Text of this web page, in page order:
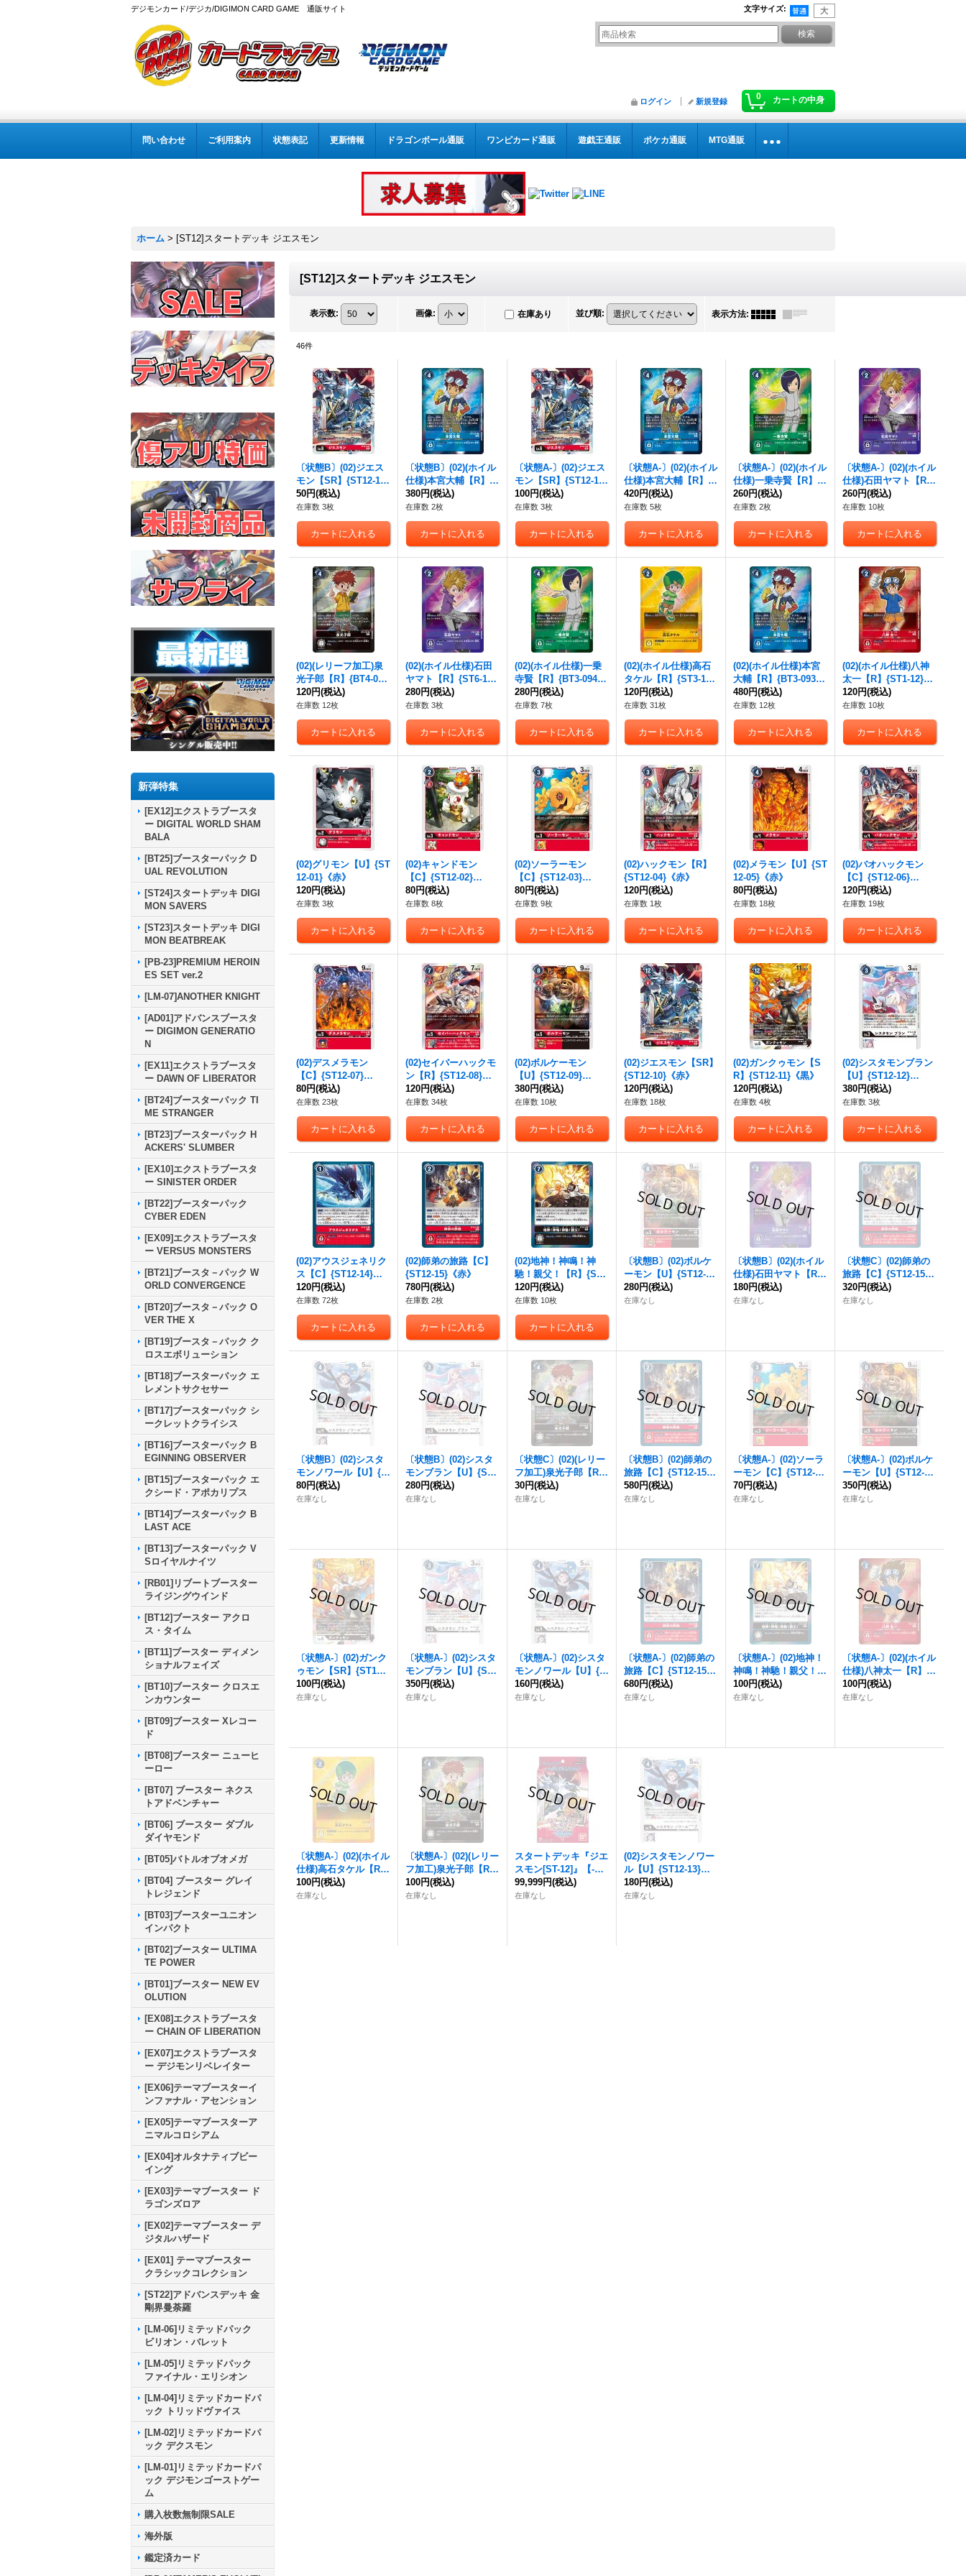
デジモンカード/デジカ/DIGIMON CARD GAME 通販サイト 文字サイズ:
0 カートの中身
ログイン 新規登録
問い合わせ ご利用案内 状態表記 更新情報 ドラゴンボール通販 ワンピカード通販 遊戯王通販 ポケカ通販 MTG通販
ホーム > [ST12]スタートデッキ ジエスモン
新弾特集
[EX12]エクストラブースタ
ー DIGITAL WORLD SHAM
BALA
[BT25]ブースターパック D
UAL REVOLUTION
[ST24]スタートデッキ DIGI
MON SAVERS
[ST23]スタートデッキ DIGI
MON BEATBREAK
[PB-23]PREMIUM HEROIN
ES SET ver.2
[LM-07]ANOTHER KNIGHT
[AD01]アドバンスブースタ
ー DIGIMON GENERATIO
N
[EX11]エクストラブースタ
ー DAWN OF LIBERATOR
[BT24]ブースターパック TI
ME STRANGER
[BT23]ブースターパック H
ACKERS' SLUMBER
[EX10]エクストラブースタ
ー SINISTER ORDER
[BT22]ブースターパック
CYBER EDEN
[EX09]エクストラブースタ
ー VERSUS MONSTERS
[BT21]ブースタ－パック W
ORLD CONVERGENCE
[BT20]ブースタ－パック O
VER THE X
[BT19]ブースタ－パック ク
ロスエボリューション
[BT18]ブースターパック エ
レメントサクセサー
[BT17]ブースターパック シ
ークレットクライシス
[BT16]ブースターパック B
EGINNING OBSERVER
[BT15]ブースターパック エ
クシード・アポカリプス
[BT14]ブースターパック B
LAST ACE
[BT13]ブースターパック V
Sロイヤルナイツ
[RB01]リブートブースター
ライジングウインド
[BT12]ブースター アクロ
ス・タイム
[BT11]ブースター ディメン
ショナルフェイズ
[BT10]ブースター クロスエ
ンカウンター
[BT09]ブースター Xレコー
ド
[BT08]ブースター ニューヒ
ーロー
[BT07] ブースター ネクス
トアドベンチャー
[BT06] ブースター ダブル
ダイヤモンド
[BT05]バトルオブオメガ
[BT04] ブースター グレイ
トレジェンド
[BT03]ブースターユニオン
インパクト
[BT02]ブースター ULTIMA
TE POWER
[BT01]ブースター NEW EV
OLUTION
[EX08]エクストラブースタ
ー CHAIN OF LIBERATION
[EX07]エクストラブースタ
ー デジモンリベレイター
[EX06]テーマブースターイ
ンファナル・アセンション
[EX05]テーマブースターア
ニマルコロシアム
[EX04]オルタナティブビー
イング
[EX03]テーマブースター ド
ラゴンズロア
[EX02]テーマブースター デ
ジタルハザード
[EX01] テーマブースター
クラシックコレクション
[ST22]アドバンスデッキ 金
剛界曼荼羅
[LM-06]リミテッドパック
ビリオン・バレット
[LM-05]リミテッドパック
ファイナル・エリシオン
[LM-04]リミテッドカードパ
ック トリッドヴァイス
[LM-02]リミテッドカードパ
ック デクスモン
[LM-01]リミテッドカードパ
ック デジモンゴーストゲー
ム
購入枚数無制限SALE
海外版
鑑定済カード
[ST12]スタートデッキ ジエスモン
表示数: 画像: 在庫あり 並び順: 表示方法:
46件
〔状態B〕(02)ジエス
モン【SR】{ST12-10}
《赤》
50円(税込)
在庫数 3枚
〔状態B〕(02)(ホイル
仕様)本宮大輔【R】{B
T3-093}《青》
380円(税込)
在庫数 2枚
〔状態A-〕(02)ジエス
モン【SR】{ST12-10}
《赤》
100円(税込)
在庫数 3枚
〔状態A-〕(02)(ホイル
仕様)本宮大輔【R】{B
T3-093}《青》
420円(税込)
在庫数 5枚
〔状態A-〕(02)(ホイル
仕様)一乗寺賢【R】{B
T3-094}《緑》
260円(税込)
在庫数 2枚
〔状態A-〕(02)(ホイル
仕様)石田ヤマト【R】
{ST6-14}《紫》
260円(税込)
在庫数 10枚
(02)(レリーフ加工)泉
光子郎【R】{BT4-09
6}《黒》
120円(税込)
在庫数 12枚
(02)(ホイル仕様)石田
ヤマト【R】{ST6-14}
《紫》
280円(税込)
在庫数 3枚
(02)(ホイル仕様)一乗
寺賢【R】{BT3-094}
《緑》
280円(税込)
在庫数 7枚
(02)(ホイル仕様)高石
タケル【R】{ST3-12}
《黄》
120円(税込)
在庫数 31枚
(02)(ホイル仕様)本宮
大輔【R】{BT3-093}
《青》
480円(税込)
在庫数 12枚
(02)(ホイル仕様)八神
太一【R】{ST1-12}
《赤》
120円(税込)
在庫数 10枚
(02)グリモン【U】{ST
12-01}《赤》
120円(税込)
在庫数 3枚
(02)キャンドモン
【C】{ST12-02}
《赤》
80円(税込)
在庫数 8枚
(02)ソーラーモン
【C】{ST12-03}
《赤》
80円(税込)
在庫数 9枚
(02)ハックモン【R】
{ST12-04}《赤》
120円(税込)
在庫数 1枚
(02)メラモン【U】{ST
12-05}《赤》
80円(税込)
在庫数 18枚
(02)バオハックモン
【C】{ST12-06}
《赤》
120円(税込)
在庫数 19枚
(02)デスメラモン
【C】{ST12-07}
《赤》
80円(税込)
在庫数 23枚
(02)セイバーハックモ
ン【R】{ST12-08}
《赤》
120円(税込)
在庫数 34枚
(02)ボルケーモン
【U】{ST12-09}
《多》
380円(税込)
在庫数 10枚
(02)ジエスモン【SR】
{ST12-10}《赤》
120円(税込)
在庫数 18枚
(02)ガンクゥモン【S
R】{ST12-11}《黒》
120円(税込)
在庫数 4枚
(02)シスタモンブラン
【U】{ST12-12}
《白》
380円(税込)
在庫数 3枚
(02)アウスジェネリク
ス【C】{ST12-14}
《赤》
120円(税込)
在庫数 72枚
(02)師弟の旅路【C】
{ST12-15}《赤》
780円(税込)
在庫数 2枚
(02)地神！神鳴！神
馳！親父！【R】{ST1
2-16}《黒》
120円(税込)
在庫数 10枚
〔状態B〕(02)ボルケ
ーモン【U】{ST12-0
9}《多》
280円(税込)
在庫なし
〔状態B〕(02)(ホイル
仕様)石田ヤマト【R】
{ST6-14}《紫》
180円(税込)
在庫なし
〔状態C〕(02)師弟の
旅路【C】{ST12-15}
《赤》
320円(税込)
在庫なし
〔状態B〕(02)シスタ
モンノワール【U】{S
T12-13}《白》
80円(税込)
在庫なし
〔状態B〕(02)シスタ
モンブラン【U】{ST1
2-12}《白》
280円(税込)
在庫なし
〔状態C〕(02)(レリー
フ加工)泉光子郎【R】
{BT4-096}《黒》
30円(税込)
在庫なし
〔状態B〕(02)師弟の
旅路【C】{ST12-15}
《赤》
580円(税込)
在庫なし
〔状態A-〕(02)ソーラ
ーモン【C】{ST12-0
3}《赤》
70円(税込)
在庫なし
〔状態A-〕(02)ボルケ
ーモン【U】{ST12-0
9}《多》
350円(税込)
在庫なし
〔状態A-〕(02)ガンク
ゥモン【SR】{ST12-1
1}《黒》
100円(税込)
在庫なし
〔状態A-〕(02)シスタ
モンブラン【U】{ST1
2-12}《白》
350円(税込)
在庫なし
〔状態A-〕(02)シスタ
モンノワール【U】{S
T12-13}《白》
160円(税込)
在庫なし
〔状態A-〕(02)師弟の
旅路【C】{ST12-15}
《赤》
680円(税込)
在庫なし
〔状態A-〕(02)地神！
神鳴！神馳！親父！
【R】{ST12-16}
《黒》
100円(税込)
在庫なし
〔状態A-〕(02)(ホイル
仕様)八神太一【R】{S
T1-12}《赤》
100円(税込)
在庫なし
〔状態A-〕(02)(ホイル
仕様)高石タケル【R】
{ST3-12}《黄》
100円(税込)
在庫なし
〔状態A-〕(02)(レリー
フ加工)泉光子郎【R】
{BT4-096}《黒》
100円(税込)
在庫なし
スタートデッキ『ジエ
スモン[ST-12]』【-】
{-}《未開封BOX》
99,999円(税込)
在庫なし
(02)シスタモンノワー
ル【U】{ST12-13}
《白》
180円(税込)
在庫なし